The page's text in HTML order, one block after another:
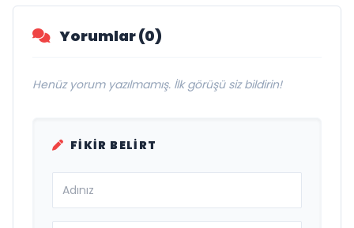
Yorumlar (0)
Henüz yorum yazılmamış. İlk görüşü siz bildirin!
FIKIR BELIRT